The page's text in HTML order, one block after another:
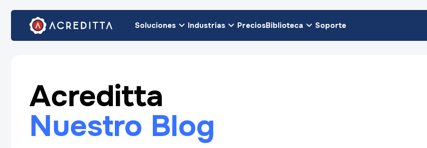
Soluciones Industrias PreciosBiblioteca Soporte
Acreditta
Nuestro Blog